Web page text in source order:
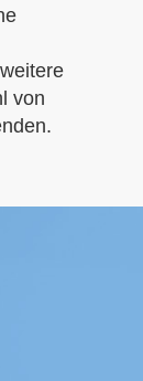
weitere
von